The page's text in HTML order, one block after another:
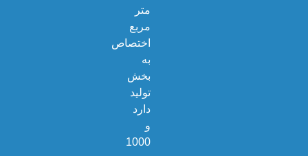
متر
مربع
اختصاص
به
بخش
تولید
دارد
و
1000